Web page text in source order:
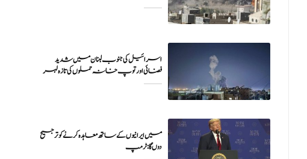
اسرائیل کی جنوب لبنان میں شدید
فضائی اور توپ خانہ حملوں کی تازہ لہر
میں ایرانیوں کے ساتھ معاہدہ کرنے کو ترجیح
دوں گا : ٹرمپ